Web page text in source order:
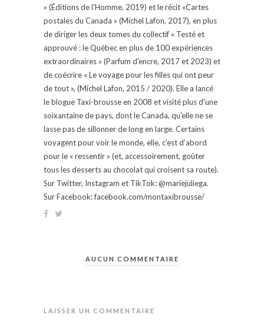
» (Éditions de l'Homme, 2019) et le récit «Cartes
postales du Canada » (Michel Lafon, 2017), en plus
de diriger les deux tomes du collectif « Testé et
approuvé : le Québec en plus de 100 expériences
extraordinaires » (Parfum d'encre, 2017 et 2023) et
de coécrire « Le voyage pour les filles qui ont peur
de tout », (Michel Lafon, 2015 / 2020). Elle a lancé
le blogue Taxi-brousse en 2008 et visité plus d'une
soixantaine de pays, dont le Canada, qu'elle ne se
lasse pas de sillonner de long en large. Certains
voyagent pour voir le monde, elle, c’est d’abord
pour le « ressentir » (et, accessoirement, goûter
tous les desserts au chocolat qui croisent sa route).
Sur Twitter, Instagram et TikTok: @mariejuliega.
Sur Facebook: facebook.com/montaxibrousse/
AUCUN COMMENTAIRE
LAISSER UN COMMENTAIRE